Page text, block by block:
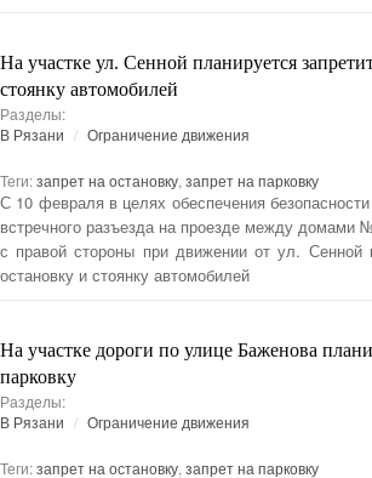
На участке ул. Сенной планируется
стоянку автомобилей
Разделы:
В Рязани
Ограничение движения
Теги:запрет на остановку, запрет на парковку
С 10 февраля в целях обеспечения
встречного разъезда на проезде между
с правой стороны при движении от ул. Сенной
остановку и стоянку автомобилей
На участке дороги по улице Баженова
парковку
Разделы:
В Рязани
Ограничение движения
Теги:запрет на остановку, запрет на парковку